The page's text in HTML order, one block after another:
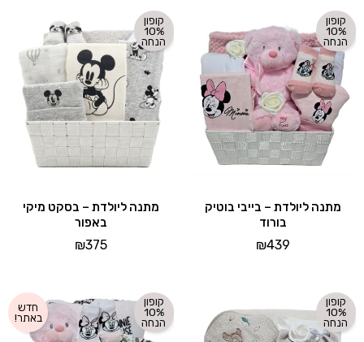
קופון
10%
הנחה
מתנה ליולדת – בייבי בוטיק
בורוד
₪439
קופון
10%
הנחה
מתנה ליולדת – בסקט מיקי
באפור
₪375
קופון
10%
הנחה
קופון
10%
הנחה
חדש
באתר!